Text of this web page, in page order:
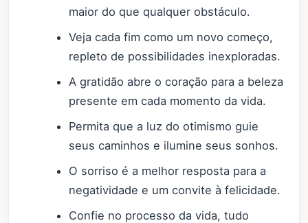
maior do que qualquer obstáculo.
Veja cada fim como um novo começo,
repleto de possibilidades inexploradas.
A gratidão abre o coração para a beleza
presente em cada momento da vida.
Permita que a luz do otimismo guie
seus caminhos e ilumine seus sonhos.
O sorriso é a melhor resposta para a
negatividade e um convite à felicidade.
Confie no processo da vida, tudo